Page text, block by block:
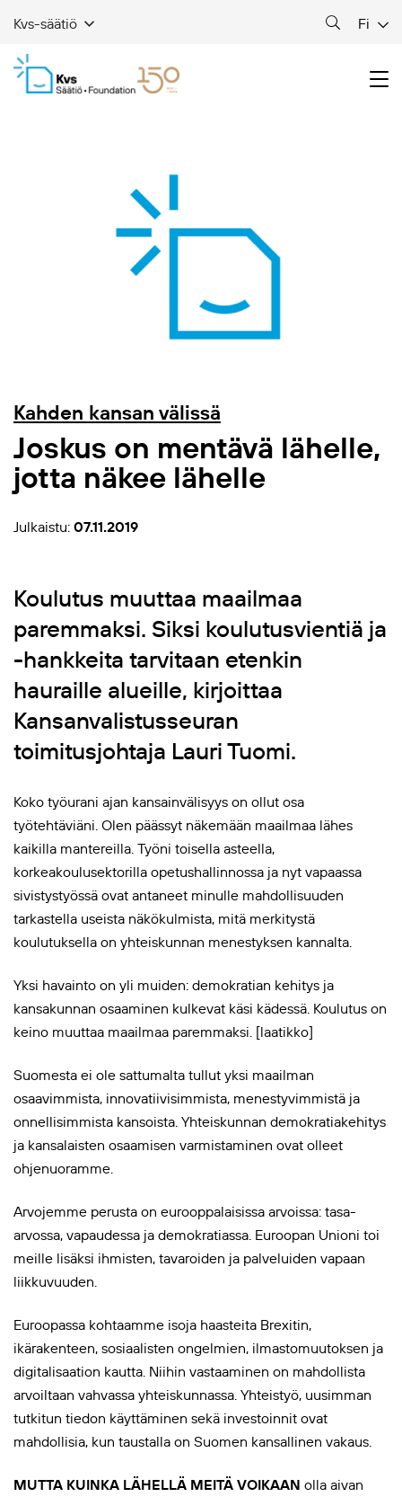
Kvs-säätiö Fi
Kahden kansan välissä
Joskus on mentävä lähelle,
jotta näkee lähelle
Julkaistu: 07.11.2019
Koulutus muuttaa maailmaa
paremmaksi. Siksi koulutusvientiä ja
-hankkeita tarvitaan etenkin
hauraille alueille, kirjoittaa
Kansanvalistusseuran
toimitusjohtaja Lauri Tuomi.
Koko työurani ajan kansainvälisyys on ollut osa
työtehtäviäni. Olen päässyt näkemään maailmaa lähes
kaikilla mantereilla. Työni toisella asteella,
korkeakoulusektorilla opetushallinnossa ja nyt vapaassa
sivistystyössä ovat antaneet minulle mahdollisuuden
tarkastella useista näkökulmista, mitä merkitystä
koulutuksella on yhteiskunnan menestyksen kannalta.
Yksi havainto on yli muiden: demokratian kehitys ja
kansakunnan osaaminen kulkevat käsi kädessä. Koulutus on
keino muuttaa maailmaa paremmaksi. [laatikko]
Suomesta ei ole sattumalta tullut yksi maailman
osaavimmista, innovatiivisimmista, menestyvimmistä ja
onnellisimmista kansoista. Yhteiskunnan demokratiakehitys
ja kansalaisten osaamisen varmistaminen ovat olleet
ohjenuoramme.
Arvojemme perusta on eurooppalaisissa arvoissa: tasa-
arvossa, vapaudessa ja demokratiassa. Euroopan Unioni toi
meille lisäksi ihmisten, tavaroiden ja palveluiden vapaan
liikkuvuuden.
Euroopassa kohtaamme isoja haasteita Brexitin,
ikärakenteen, sosiaalisten ongelmien, ilmastomuutoksen ja
digitalisaation kautta. Niihin vastaaminen on mahdollista
arvoiltaan vahvassa yhteiskunnassa. Yhteistyö, uusimman
tutkitun tiedon käyttäminen sekä investoinnit ovat
mahdollisia, kun taustalla on Suomen kansallinen vakaus.
MUTTA KUINKA LÄHELLÄ MEITÄ VOIKAAN olla aivan